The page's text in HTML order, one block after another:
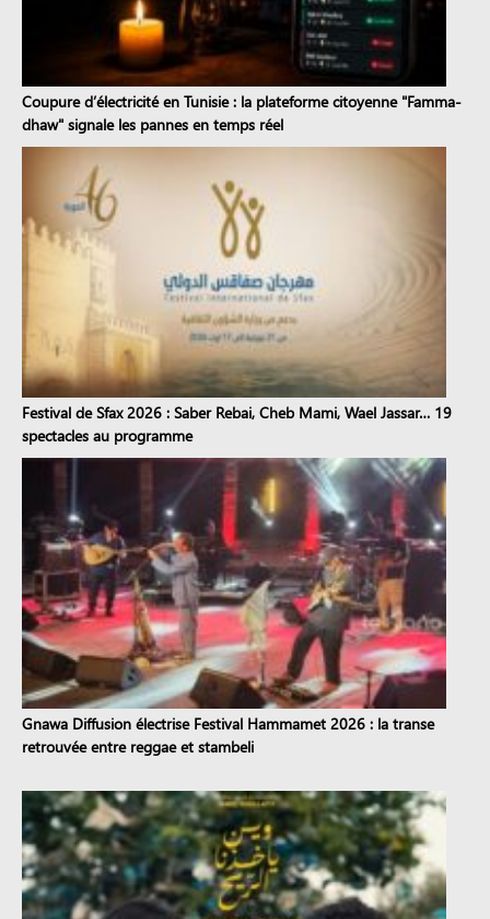
Coupure d’électricité en Tunisie : la plateforme citoyenne "Famma-
dhaw" signale les pannes en temps réel
Festival de Sfax 2026 : Saber Rebai, Cheb Mami, Wael Jassar… 19
spectacles au programme
Gnawa Diffusion électrise Festival Hammamet 2026 : la transe
retrouvée entre reggae et stambeli